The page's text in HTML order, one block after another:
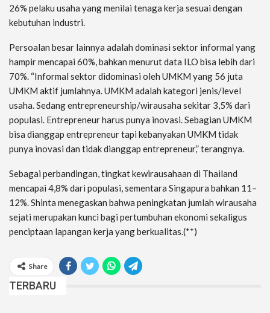
26% pelaku usaha yang menilai tenaga kerja sesuai dengan
kebutuhan industri.
Persoalan besar lainnya adalah dominasi sektor informal yang
hampir mencapai 60%, bahkan menurut data ILO bisa lebih dari
70%. “Informal sektor didominasi oleh UMKM yang 56 juta
UMKM aktif jumlahnya. UMKM adalah kategori jenis/level
usaha. Sedang entrepreneurship/wirausaha sekitar 3,5% dari
populasi. Entrepreneur harus punya inovasi. Sebagian UMKM
bisa dianggap entrepreneur tapi kebanyakan UMKM tidak
punya inovasi dan tidak dianggap entrepreneur,” terangnya.
Sebagai perbandingan, tingkat kewirausahaan di Thailand
mencapai 4,8% dari populasi, sementara Singapura bahkan 11–
12%. Shinta menegaskan bahwa peningkatan jumlah wirausaha
sejati merupakan kunci bagi pertumbuhan ekonomi sekaligus
penciptaan lapangan kerja yang berkualitas.(**)
Share
TERBARU